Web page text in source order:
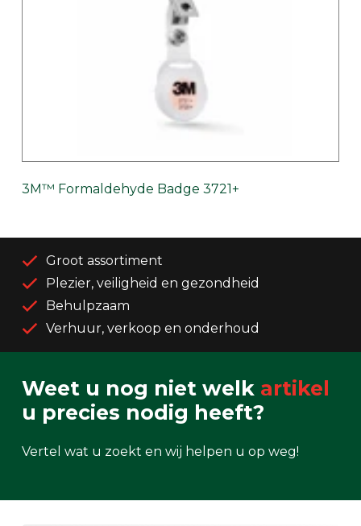
3M™ Formaldehyde Badge 3721+
Groot assortiment
Plezier, veiligheid en gezondheid
Behulpzaam
Verhuur, verkoop en onderhoud
Weet u nog niet welk artikel
u precies nodig heeft?
Vertel wat u zoekt en wij helpen u op weg!